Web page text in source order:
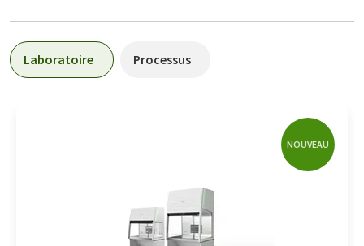
Laboratoire Processus
NOUVEAU